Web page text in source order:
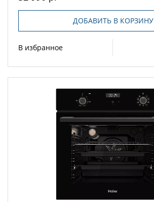
ДОБАВИТЬ В КОРЗИНУ
В избранное